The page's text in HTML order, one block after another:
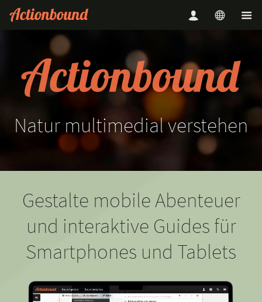
Natur multimedialverstehen
Gestalte mobile Abenteuer
und interaktive Guides für
Smartphones und Tablets